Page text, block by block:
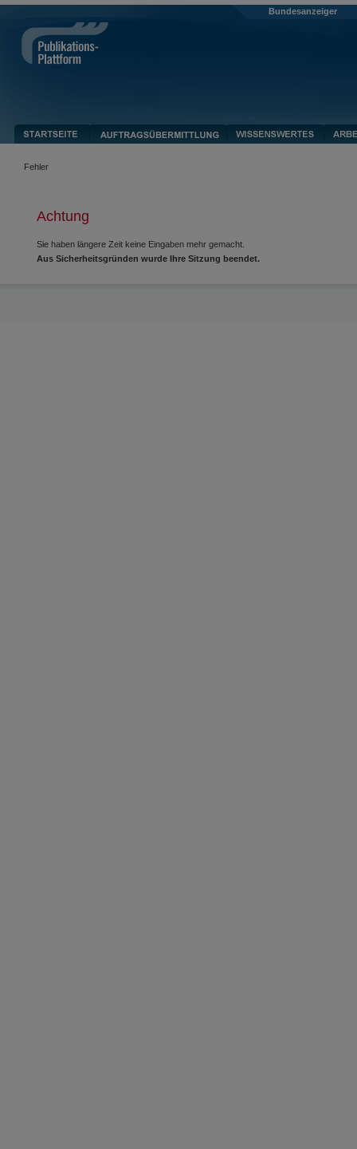
Bundesanzeiger
Fehler
Achtung
Sie haben längere Zeit keine Eingaben mehr gemacht.
Aus Sicherheitsgründen wurde Ihre Sitzung beendet.